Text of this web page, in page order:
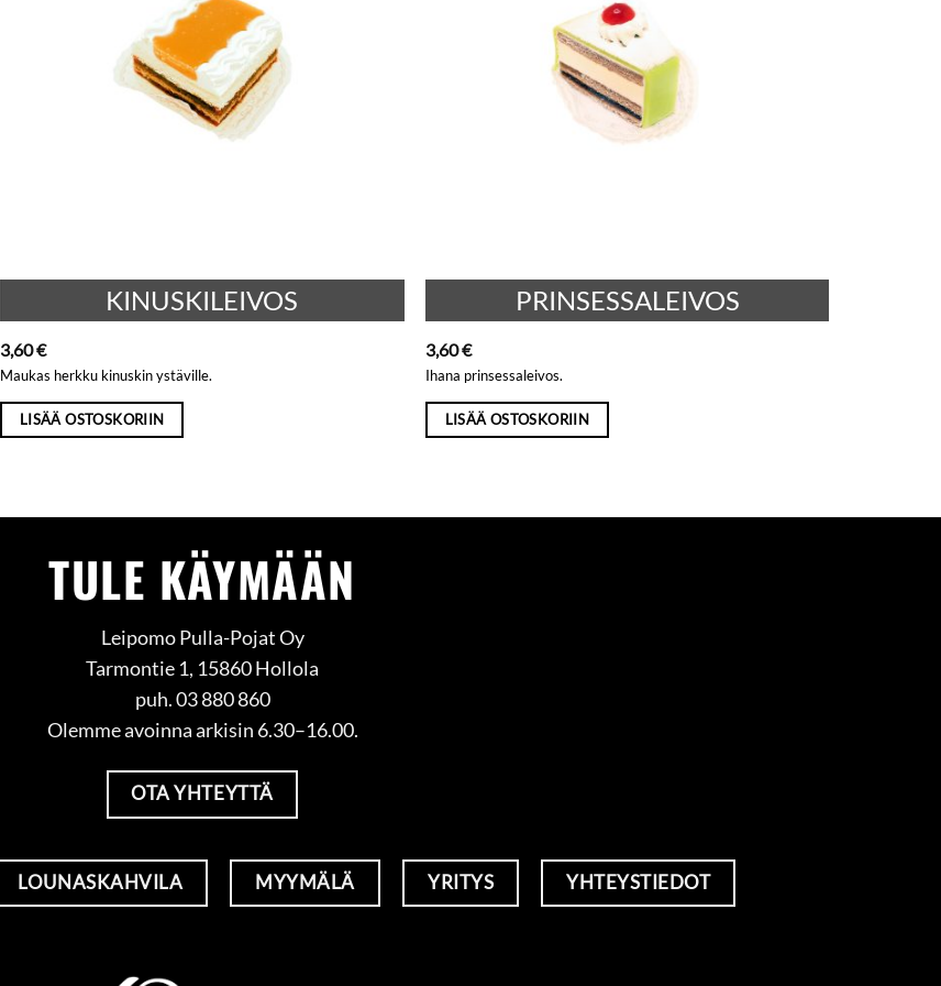
KINUSKILEIVOS
3,60€
Maukas herkku kinuskin ystäville.
LISÄÄ OSTOSKORIIN
PRINSESSALEIVOS
3,60€
Ihana prinsessaleivos.
LISÄÄ OSTOSKORIIN
TULE KÄYMÄÄN
Leipomo Pulla-Pojat Oy
Tarmontie 1, 15860 Hollola
puh. 03 880 860
Olemme avoinna arkisin 6.30–16.00.
OTA YHTEYTTÄ
LOUNASKAHVILA MYYMÄLÄ YRITYS YHTEYSTIEDOT